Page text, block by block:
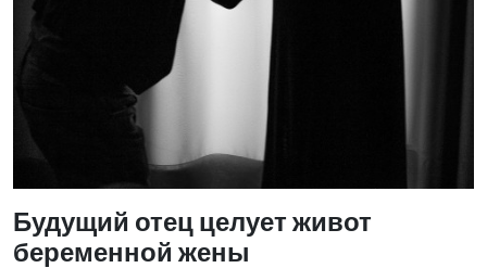
Будущий отец целует живот
беременной жены